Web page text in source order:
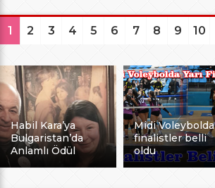
1 2 3 4 5 6 7 8 9 10
Habil Kara’ya
Bulgaristan’da
Anlamlı Ödül
Midi Voleybolda
finalistler belli
oldu